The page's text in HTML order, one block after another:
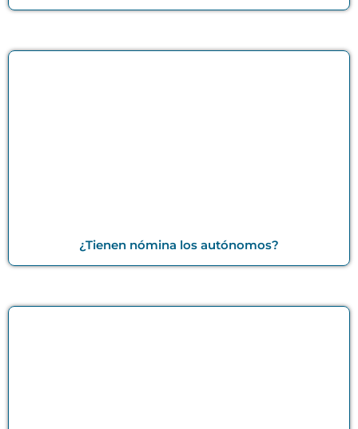
¿Tienen nómina los autónomos?